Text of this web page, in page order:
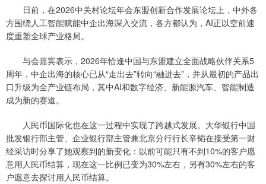
日前，在2026中关村论坛年会东盟创新合作发展论坛上，中外各
方围绕人工智能赋能中企出海深入交流，各方都认为，AI正以空前速
度重塑全球产业格局。
与会嘉宾表示，2026年恰逢中国与东盟建立全面战略伙伴关系5
周年，中企出海的核心已从“走出去”转向“融进去”，并从最初的产品出
口升级为全产业链布局，其中AI和数字经济、新能源汽车、智能制造
成为新的赛道。
人民币国际化也在这一过程中实现了跨越式发展。大华银行中国
批发银行部主管、企业银行部主管兼北京分行行长辛韬在接受第一财
经采访时分享了她观察到的新变化：以前可能只有不到10%的客户愿
意用人民币结算，现在这一比例已变为30%左右，另有30%左右的客
户愿意去探讨用人民币结算。